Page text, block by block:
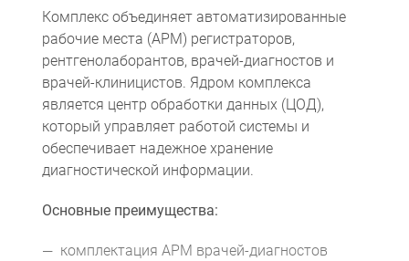
Комплекс объединяет автоматизированные
рабочие места (АРМ) регистраторов,
рентгенолаборантов, врачей-диагностов и
врачей-клиницистов. Ядром комплекса
является центр обработки данных (ЦОД),
который управляет работой системы и
обеспечивает надежное хранение
диагностической информации.
Основные преимущества:
комплектация АРМ врачей-диагностов